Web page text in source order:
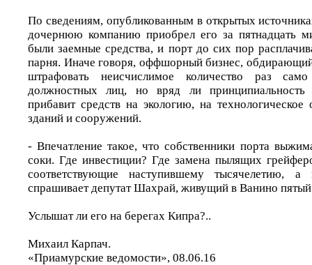
По сведениям, опубликованным в открытых
дочернюю компанию приобрел его за пятнадцать
были заемные средства, и порт до сих пор
парня. Иначе говоря, оффшорный бизнес,
штрафовать неисчислимое количество раз
должностных лиц, но вряд ли принципиальность
прибавит средств на экологию, на
зданий и сооружений.
- Впечатление такое, что собственники порта
соки. Где инвестиции? Где замена пылящих
соответствующие наступившему тысячелетию,
спрашивает депутат Шахрай, живущий в Ванино пятый
Услышат ли его на берегах Кипра?..
Михаил Карпач.
«Приамурские ведомости», 08.06.16